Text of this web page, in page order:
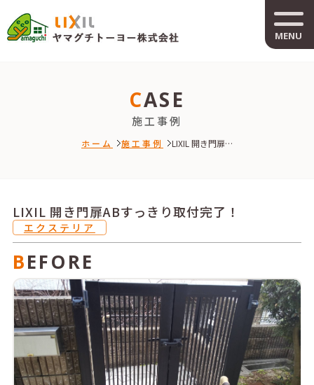
MENU
CASE
施工事例
ホーム 施工事例 LIXIL 開き門扉…
LIXIL 開き門扉ABすっきり取付完了！
エクステリア
BEFORE